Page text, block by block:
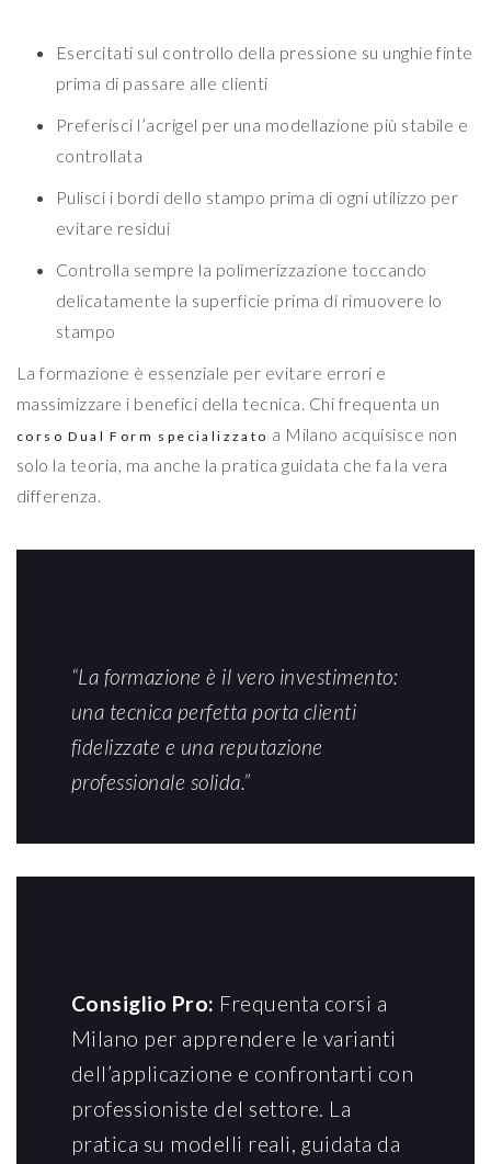
Esercitati sul controllo della pressione su unghie finte
prima di passare alle clienti
Preferisci l’acrigel per una modellazione più stabile e
controllata
Pulisci i bordi dello stampo prima di ogni utilizzo per
evitare residui
Controlla sempre la polimerizzazione toccando
delicatamente la superficie prima di rimuovere lo
stampo
La formazione è essenziale per evitare errori e
massimizzare i benefici della tecnica. Chi frequenta un
corso Dual Form specializzato a Milano acquisisce non
solo la teoria, ma anche la pratica guidata che fa la vera
differenza.
“La formazione è il vero investimento:
una tecnica perfetta porta clienti
fidelizzate e una reputazione
professionale solida.”
Consiglio Pro: Frequenta corsi a
Milano per apprendere le varianti
dell’applicazione e confrontarti con
professioniste del settore. La
pratica su modelli reali, guidata da